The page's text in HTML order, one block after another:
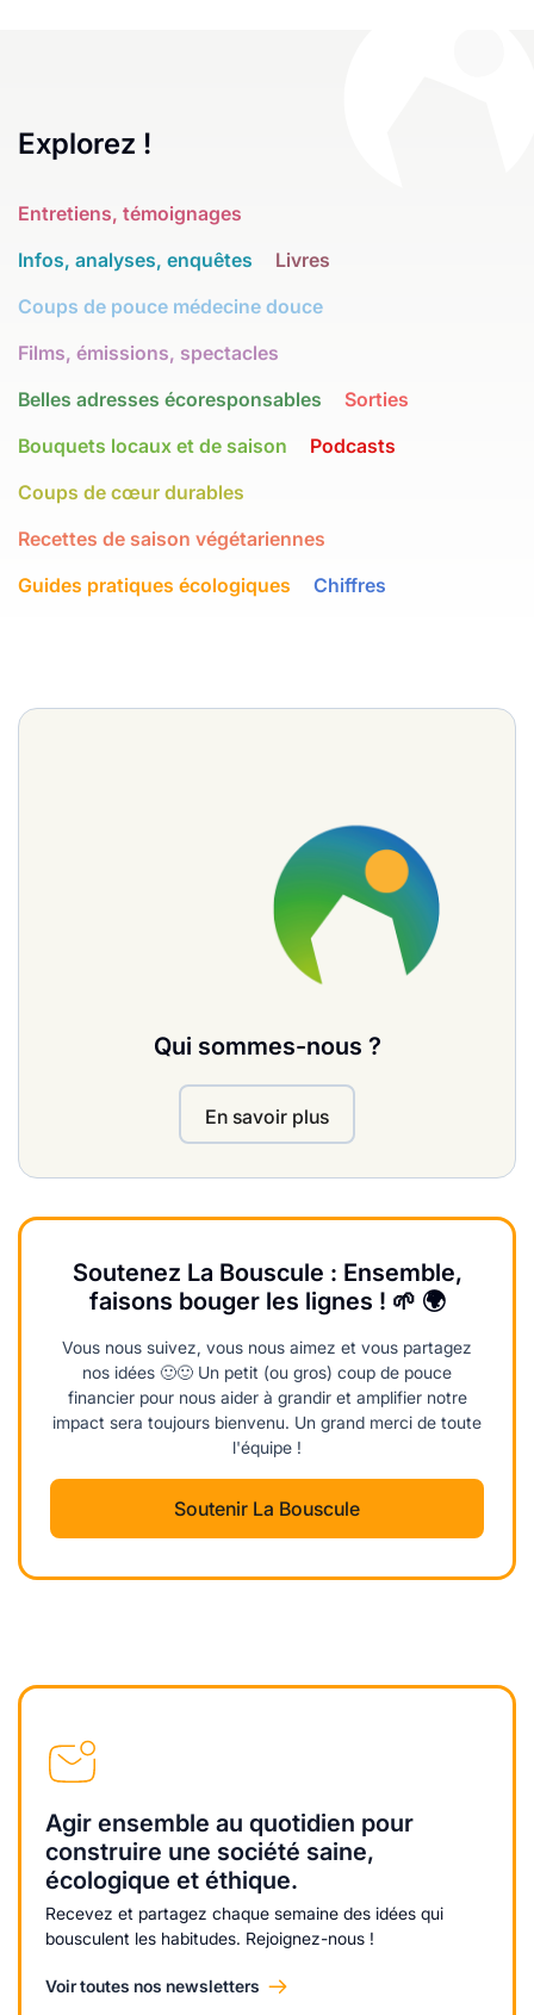
Explorez !
Entretiens, témoignages
Infos, analyses, enquêtes
Livres
Coups de pouce médecine douce
Films, émissions, spectacles
Belles adresses écoresponsables
Sorties
Bouquets locaux et de saison
Podcasts
Coups de cœur durables
Recettes de saison végétariennes
Guides pratiques écologiques
Chiffres
Qui sommes-nous ?
En savoir plus
Soutenez La Bouscule : Ensemble,
faisons bouger les lignes ! 🌱 🌍
Vous nous suivez, vous nous aimez et vous partagez
nos idées 🙂🙂 Un petit (ou gros) coup de pouce
financier pour nous aider à grandir et amplifier notre
impact sera toujours bienvenu. Un grand merci de toute
l'équipe !
Soutenir La Bouscule
Agir ensemble au quotidien pour
construire une société saine,
écologique et éthique.
Recevez et partagez chaque semaine des idées qui
bousculent les habitudes. Rejoignez-nous !
Voir toutes nos newsletters